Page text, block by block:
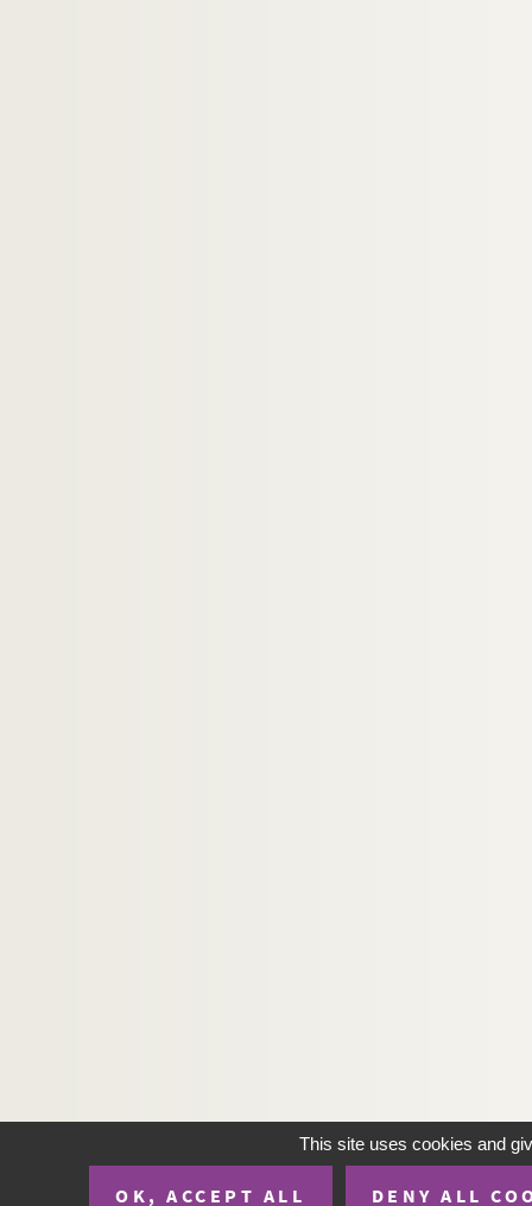
This site uses cookies and
OK, ACCEPT ALL DENY ALL